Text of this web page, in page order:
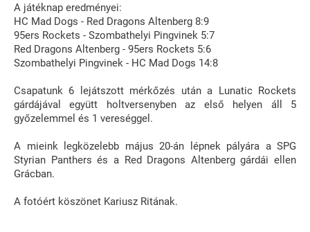
A játéknap eredményei:
HC Mad Dogs - Red Dragons Altenberg 8:9
95ers Rockets - Szombathelyi Pingvinek 5:7
Red Dragons Altenberg - 95ers Rockets 5:6
Szombathelyi Pingvinek - HC Mad Dogs 14:8
Csapatunk 6 lejátszott mérkőzés után a Lunatic Rockets
gárdájával együtt holtversenyben az első helyen áll 5
győzelemmel és 1 vereséggel.
A mieink legközelebb május 20-án lépnek pályára a SPG
Styrian Panthers és a Red Dragons Altenberg gárdái ellen
Grácban.
A fotóért köszönet Kariusz Ritának.